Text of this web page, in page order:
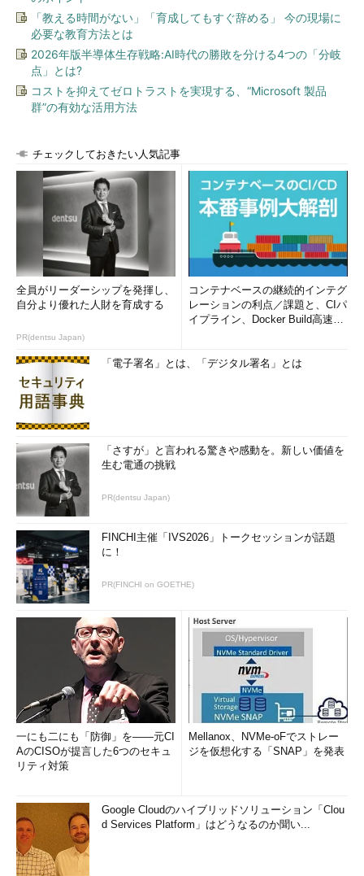
とデータの送信などを行っている。
これは、ケーブルが空いているかどうかを見て、空いていれば
送信を始めるが、途中で衝突が起こったらしばらく待ってから再
送信する、という方法である。詳細は次の通り。
バスが使用中かどうかをまず確認する（Carrier Sense、バ
空いていれば各コンピュータがそれぞれ自由に送信を始め
る（Multiple Access）
送信中のケーブル上の電気信号を監視しつつ、送信する。
送信中に他のコンピュータが送信を始めると電気信号が衝
突し、ケーブル上の信号が乱れる。これを検出する
送信途中で衝突を検出したら（Collision Detection）、し
ばらく待ってから再送信する（最大16回試行する）
信号の伝わる速度は有限なので（同軸ケーブルなら光速の約6
割）、2台のコンピュータがケーブルの空きを検出してから送信
を始めたとしても、途中で必ず信号が衝突することになる。その
場合はお互いにランダムな時間待ってから再送信する。
受信側は常にケーブル上の信号をモニタしており、宛先アドレ
このように非常にシンプルな仕組みであるが、利用率が低い間
（例えば平均パケット長が64bytesなら、おおむね3割以下）な
らば衝突の発生頻度も少なく、効率的に利用できるとされてい
同軸ケーブル上に信号を送信できるのはただ1台だけであり、
同時に2台が送信と受信を行う、といったことはできない。送受
信したい場合は、必ず時間差で分けて利用する必要がある。この
ような通信方式を半二重方式という。
これに対して、現在のハブ（スイッチ）とツイストペアケーブ
ル／光ファイバーを使った通信では、スイッチとコンピュータ間
はポイント・ツー・ポイントの
全二重 通信となっている。
コリジョンドメイン
CSMA/CD方式が有効に機能するためには、衝突の発生を確実
に検出する必要がある。そのために決められているのが、伝送速
10BASE5のケーブル長は最大2.5kmであり、その一端から送信し
た信号が反対側まで行ってから衝突して戻ってくるまでの時間と
電子回路での遅延などを合わせると、50μ秒程度かかる（1μ秒＝
100万分の1秒）。ここから最小パケットサイズとして
「教える時間がない」「育成してもすぐ辞める」 今の現場に
必要な教育方法とは
2026年版半導体生存戦略:AI時代の勝敗を分ける4つの「分岐
点」とは?
コストを抑えてゼロトラストを実現する、“Microsoft 製品
群”の有効な活用方法
チェックしておきたい人気記事
全員がリーダーシップを発揮し、
自分より優れた人財を育成する
PR(dentsu Japan)
コンテナベースの継続的インテグ
レーションの利点／課題と、CIパ
イプライン、Docker Build高速化
「電子署名」とは、「デジタル署名」とは
「さすが」と言われる驚きや感動を。新しい価値を
生む電通の挑戦
PR(dentsu Japan)
FINCHI主催「IVS2026」トークセッションが話題
に！
PR(FINCHI on GOETHE)
一にも二にも「防御」を――元CI
AのCISOが提言した6つのセキュ
リティ対策
Mellanox、NVMe-oFでストレー
ジを仮想化する「SNAP」を発表
Google Cloudのハイブリッドソリューション「Clou
d Services Platform」はどうなるのか聞い...